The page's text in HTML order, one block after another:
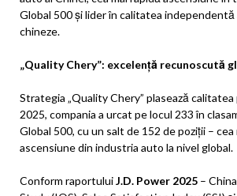
Global 500 și lider în calitatea
chineze.
„Quality Chery”: excelență recunoscută
Strategia „Quality Chery” plasează calitatea
2025, compania a urcat pe locul 233 în
Global 500, cu un salt de 152 de poziții – cea
ascensiune din industria auto la nivel global.
Conform raportuluiJ.D. Power 2025 –